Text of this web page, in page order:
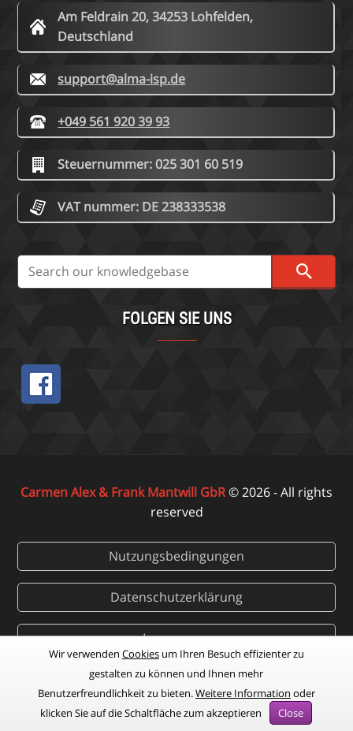
Am Feldrain 20, 34253 Lohfelden,
Deutschland
support@alma-isp.de
+049 561 920 39 93
Steuernummer: 025 301 60 519
VAT nummer: DE 238333538
FOLGEN SIE UNS
Carmen Alex & Frank Mantwill GbR© 2026 - All rights
reserved
Nutzungsbedingungen
Datenschutzerklärung
Impressum
STARTSEITE
Wir verwenden Cookiesum Ihren Besuch effizienter zu
gestalten zu können und Ihnen mehr
Benutzerfreundlichkeit zu bieten.Weitere Information oder
klicken Sie auf die Schaltfläche zum akzeptieren
Close